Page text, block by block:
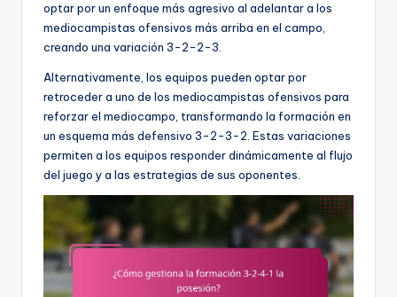
optar por un enfoque más agresivo al adelantar a los
mediocampistas ofensivos más arriba en el campo,
creando una variación 3-2-2-3.
Alternativamente, los equipos pueden optar por
retroceder a uno de los mediocampistas ofensivos para
reforzar el mediocampo, transformando la formación en
un esquema más defensivo 3-2-3-2. Estas variaciones
permiten a los equipos responder dinámicamente al flujo
del juego y a las estrategias de sus oponentes.